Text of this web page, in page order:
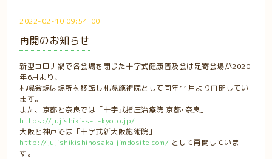
2022-02-10 09:54:00
再開のお知らせ
新型コロナ禍で各会場を閉じた十字式健康普及会は足寄会場が2020
年6月より、
札幌会場は場所を移転し札幌施術院として同年11月より再開してい
ます。
また、京都と奈良では「十字式指圧治療院 京都･奈良」
https://jujishiki-s-t-kyoto.jp/
大阪と神戸では「十字式新大阪施術院」
http://jujishikishinosaka.jimdosite.com/ として再開していま
す。